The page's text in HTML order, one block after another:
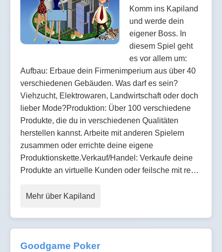
Komm ins Kapiland
und werde dein
eigener Boss. In
diesem Spiel geht
es vor allem um:
Aufbau: Erbaue dein Firmenimperium aus über 40
verschiedenen Gebäuden. Was darf es sein?
Viehzucht, Elektrowaren, Landwirtschaft oder doch
lieber Mode?Produktion: Über 100 verschiedene
Produkte, die du in verschiedenen Qualitäten
herstellen kannst. Arbeite mit anderen Spielern
zusammen oder errichte deine eigene
Produktionskette.Verkauf/Handel: Verkaufe deine
Produkte an virtuelle Kunden oder feilsche mit re…
Mehr über Kapiland
Goodgame Poker